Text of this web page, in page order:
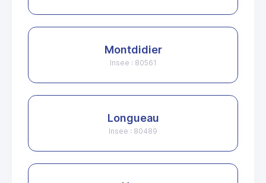
Montdidier
Insee : 80561
Longueau
Insee : 80489